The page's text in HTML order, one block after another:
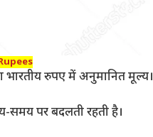
रुपए में अनुमानित मूल्य।
समय पर बदलती रहती है।